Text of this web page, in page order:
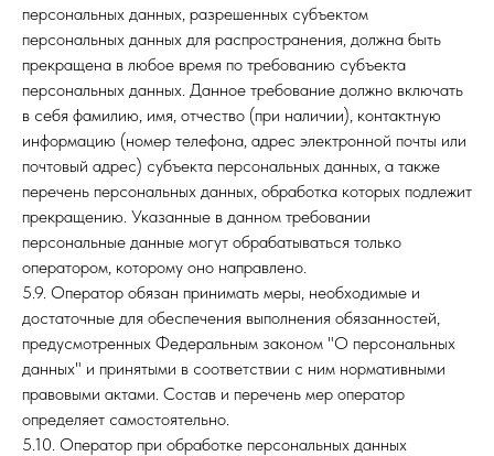
персональных данных, разрешенных субъектом
персональных данных для распространения, должна быть
прекращена в любое время по требованию субъекта
персональных данных. Данное требование должно включать
в себя фамилию, имя, отчество (при наличии), контактную
информацию (номер телефона, адрес электронной почты или
почтовый адрес) субъекта персональных данных, а также
перечень персональных данных, обработка которых подлежит
прекращению. Указанные в данном требовании
персональные данные могут обрабатываться только
оператором, которому оно направлено.
5.9. Оператор обязан принимать меры, необходимые и
достаточные для обеспечения выполнения обязанностей,
предусмотренных Федеральным законом "О персональных
данных" и принятыми в соответствии с ним нормативными
правовыми актами. Состав и перечень мер оператор
определяет самостоятельно.
5.10. Оператор при обработке персональных данных